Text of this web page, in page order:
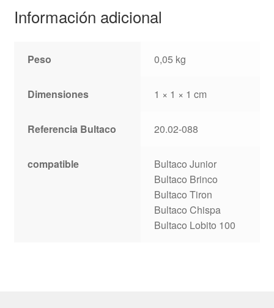
Información adicional
Peso 0,05 kg
Dimensiones 1 × 1 × 1 cm
Referencia Bultaco 20.02-088
compatible
Bultaco Junior
Bultaco Brinco
Bultaco Tiron
Bultaco Chispa
Bultaco Lobito 100